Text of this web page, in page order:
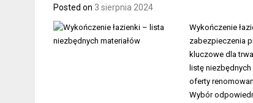
Posted on 3 sierpnia 2024
Wykończenie
zabezpieczenia
kluczowe dla
listę
oferty
Wybór